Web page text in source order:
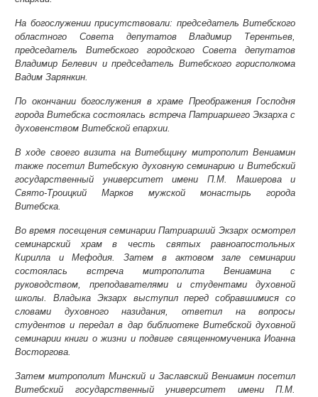
На богослужении присутствовали: председатель Витебского
областного Совета депутатов Владимир Терентьев,
председатель Витебского городского Совета депутатов
Владимир Белевич и председатель Витебского горисполкома
Вадим Зарянкин.
По окончании богослужения в храме Преображения Господня
города Витебска состоялась встреча Патриаршего Экзарха с
духовенством Витебской епархии.
В ходе своего визита на Витебщину митрополит Вениамин
также посетил Витебскую духовную семинарию и Витебский
государственный университет имени П.М. Машерова и
Свято-Троицкий Марков мужской монастырь города
Витебска.
Во время посещения семинарии Патриарший Экзарх осмотрел
семинарский храм в честь святых равноапостольных
Кирилла и Мефодия. Затем в актовом зале семинарии
состоялась встреча митрополита Вениамина с
руководством, преподавателями и студентами духовной
школы. Владыка Экзарх выступил перед собравшимися со
словами духовного назидания, ответил на вопросы
студентов и передал в дар библиотеке Витебской духовной
семинарии книги о жизни и подвиге священномученика Иоанна
Восторгова.
Затем митрополит Минский и Заславский Вениамин посетил
Витебский государственный университет имени П.М.